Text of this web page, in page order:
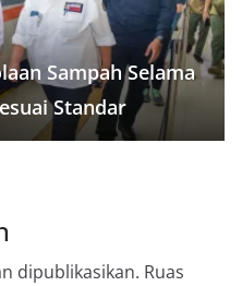
Sampah Selama
Standar
dipublikasikan. Ruas